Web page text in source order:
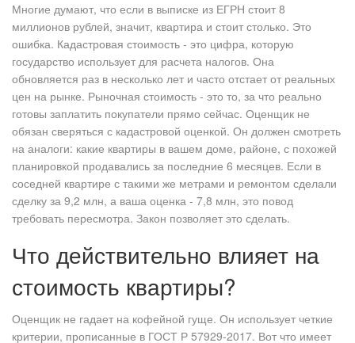
Многие думают, что если в выписке из ЕГРН стоит 8
миллионов рублей, значит, квартира и стоит столько. Это
ошибка. Кадастровая стоимость - это цифра, которую
государство использует для расчета налогов. Она
обновляется раз в несколько лет и часто отстает от реальных
цен на рынке. Рыночная стоимость - это то, за что реально
готовы заплатить покупатели прямо сейчас. Оценщик не
обязан сверяться с кадастровой оценкой. Он должен смотреть
на аналоги: какие квартиры в вашем доме, районе, с похожей
планировкой продавались за последние 6 месяцев. Если в
соседней квартире с такими же метрами и ремонтом сделали
сделку за 9,2 млн, а ваша оценка - 7,8 млн, это повод
требовать пересмотра. Закон позволяет это сделать.
Что действительно влияет на
стоимость квартиры?
Оценщик не гадает на кофейной гуще. Он использует четкие
критерии, прописанные в ГОСТ Р 57929-2017. Вот что имеет